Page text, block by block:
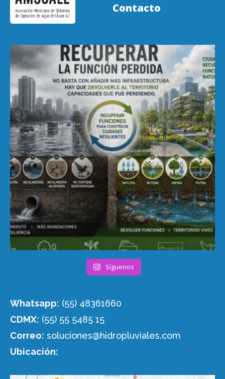
Contacto
Síguenos
Whatsapp: (55) 48361660
CDMX: (55) 55 5485 15
Correo: soluciones@hidropluviales.com
Ubicación: